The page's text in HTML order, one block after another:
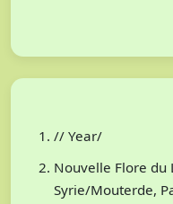
// Year/
Nouvelle Flore du
Syrie/Mouterde,